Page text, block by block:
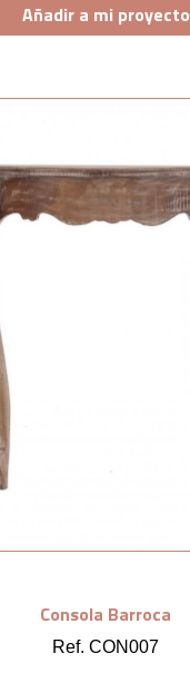
Añadir a mi proyecto
Consola Barroca
Ref. CON007